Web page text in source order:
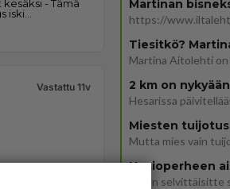
Vastattu 11v
Miesten tuijotus